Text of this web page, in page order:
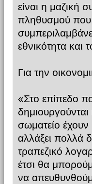
είναι η μαζική
πληθυσμού που
εθνικότητα και
Για την
«Στο επίπεδο
σωματείο έχουν
αλλάξει πολλά
τραπεζικό
έτσι θα
να